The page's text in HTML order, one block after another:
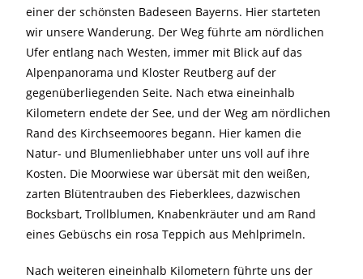
einer der schönsten Badeseen Bayerns. Hier starteten
wir unsere Wanderung. Der Weg führte am nördlichen
Ufer entlang nach Westen, immer mit Blick auf das
Alpenpanorama und Kloster Reutberg auf der
gegenüberliegenden Seite. Nach etwa eineinhalb
Kilometern endete der See, und der Weg am nördlichen
Rand des Kirchseemoores begann. Hier kamen die
Natur- und Blumenliebhaber unter uns voll auf ihre
Kosten. Die Moorwiese war übersät mit den weißen,
zarten Blütentrauben des Fieberklees, dazwischen
Bocksbart, Trollblumen, Knabenkräuter und am Rand
eines Gebüschs ein rosa Teppich aus Mehlprimeln.
Nach weiteren eineinhalb Kilometern führte uns der